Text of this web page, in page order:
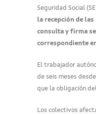
Seguridad Social
la recepción de
consulta y firma
correspondiente en
El trabajador
de seis meses
que la obligación
Los colectivos